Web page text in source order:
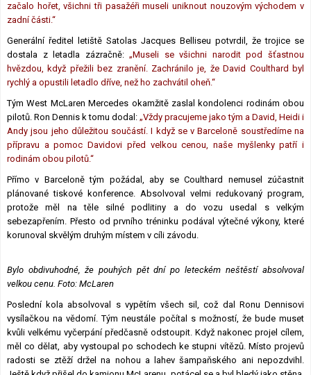
začalo hořet, všichni tři pasažéři museli uniknout nouzovým východem v
zadní části.“
Generální ředitel letiště Satolas Jacques Belliseu potvrdil, že trojice se
dostala z letadla zázračně:„Museli se všichni narodit pod šťastnou
hvězdou, když přežili bez zranění. Zachránilo je, že David Coulthard byl
rychlý a opustili letadlo dříve, než ho zachvátil oheň.“
Tým West McLaren Mercedes okamžitě zaslal kondolenci rodinám obou
pilotů. Ron Dennis k tomu dodal: „Vždy pracujeme jako tým a David, Heidi i
Andy jsou jeho důležitou součástí. I když se v Barceloně soustředíme na
přípravu a pomoc Davidovi před velkou cenou, naše myšlenky patří i
rodinám obou pilotů.“
Přímo v Barceloně tým požádal, aby se Coulthard nemusel zúčastnit
plánované tiskové konference. Absolvoval velmi redukovaný program,
protože měl na těle silné podlitiny a do vozu usedal s velkým
sebezapřením. Přesto od prvního tréninku podával výtečné výkony, které
korunoval skvělým druhým místem v cíli závodu.
Bylo obdivuhodné, že pouhých pět dní po leteckém neštěstí absolvoval
velkou cenu. Foto: McLaren
Poslední kola absolvoval s vypětím všech sil, což dal Ronu Dennisovi
vysílačkou na vědomí. Tým neustále počítal s možností, že bude muset
kvůli velkému vyčerpání předčasně odstoupit. Když nakonec projel cílem,
měl co dělat, aby vystoupal po schodech ke stupni vítězů. Místo projevů
radosti se ztěží držel na nohou a lahev šampaňského ani nepozdvihl.